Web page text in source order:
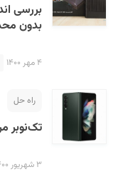
بدون
۴ مهر ۱۴۰۰
راه حل
تک‌نوبر
۳ شهریور ۱۴۰۰